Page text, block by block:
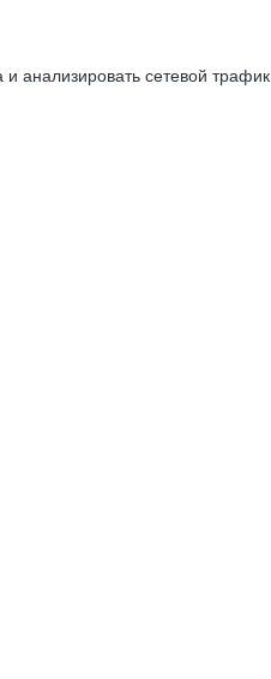
анализировать сетевой трафик.